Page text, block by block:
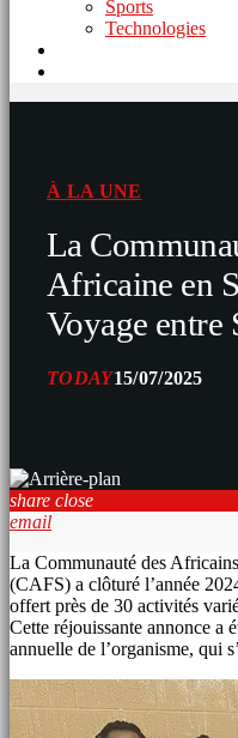
Sports
Technologies
À LA UNE
La
Africaine en
Voyage entre
TODAY15/07/2025
share close
email
La Communauté des
(CAFS) a clôturé l’année
offert près de 30 activités
Cette réjouissante annonce a
annuelle de l’organisme, qui